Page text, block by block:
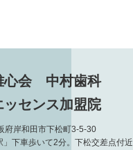
心会 中村歯科
ッセンス加盟院
岸和田市下松町3-5-30
」下車歩いて2分。下松交差点付近